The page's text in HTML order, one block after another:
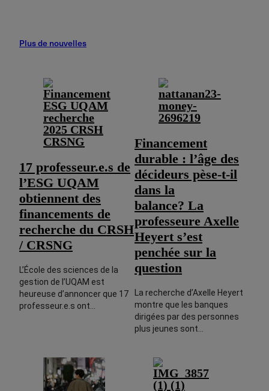
Plus de nouvelles
17 professeur.e.s de
l’ESG UQAM
obtiennent des
financements de
recherche du CRSH
/ CRSNG
L’École des sciences de la
gestion de l’UQAM est
heureuse d’annoncer que 17
professeur.e.s ont…
Financement
durable : l’âge des
décideurs pèse-t-il
dans la
balance? La
professeure Axelle
Heyert s’est
penchée sur la
question
La recherche d’Axelle Heyert
montre que les banques
dirigées par des personnes
plus jeunes sont…